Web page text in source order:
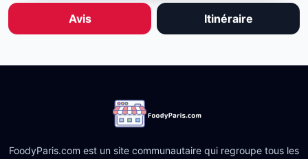
Avis Itinéraire
FoodyParis.com est un site communautaire qui regroupe tous les